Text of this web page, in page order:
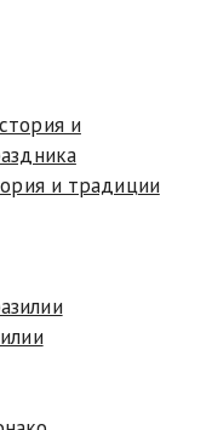
и традиции